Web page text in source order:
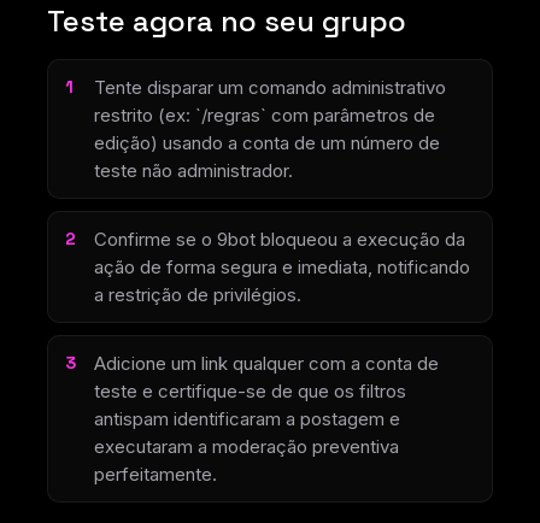
Teste agora no seu grupo
Tente disparar um comando administrativo
restrito (ex: `/regras` com parâmetros de
edição) usando a conta de um número de
teste não administrador.
Confirme se o 9bot bloqueou a execução da
ação de forma segura e imediata, notificando
a restrição de privilégios.
Adicione um link qualquer com a conta de
teste e certifique-se de que os filtros
antispam identificaram a postagem e
executaram a moderação preventiva
perfeitamente.